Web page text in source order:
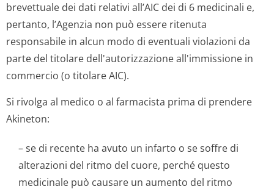
brevettuale dei dati relativi all’AIC dei di 6 medicinali e,
pertanto, l’Agenzia non può essere ritenuta
responsabile in alcun modo di eventuali violazioni da
parte del titolare dell'autorizzazione all'immissione in
commercio (o titolare AIC).
Si rivolga al medico o al farmacista prima di prendere
Akineton:
– se di recente ha avuto un infarto o se soffre di
alterazioni del ritmo del cuore, perché questo
medicinale può causare un aumento del ritmo